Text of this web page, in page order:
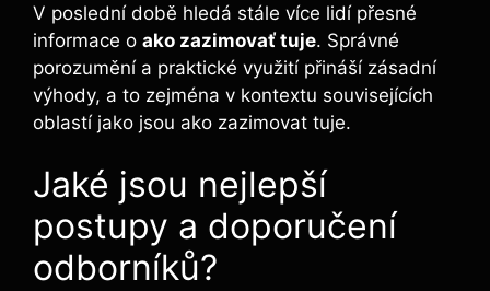
V poslední době hledá stále více lidí přesné
informace o ako zazimovať tuje. Správné
porozumění a praktické využití přináší zásadní
výhody, a to zejména v kontextu souvisejících
oblastí jako jsou ako zazimovat tuje.
Jaké jsou nejlepší
postupy a doporučení
odborníků?